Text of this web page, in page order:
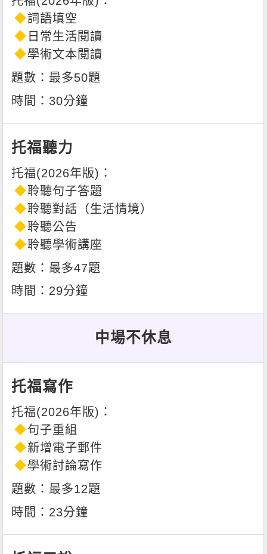
詞語填空
日常生活閱讀
學術文本閱讀
最多50題
30分鐘
托福聽力
聆聽句子答題
聆聽對話（生活情境）
聆聽公告
聆聽學術講座
最多47題
29分鐘
中場不休息
托福寫作
句子重組
新增電子郵件
學術討論寫作
最多12題
23分鐘